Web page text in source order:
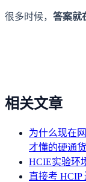
很多时候， 答案就
相关文章
为什么现在
才懂的硬通货
HCIE实验环
直接考 HCIP